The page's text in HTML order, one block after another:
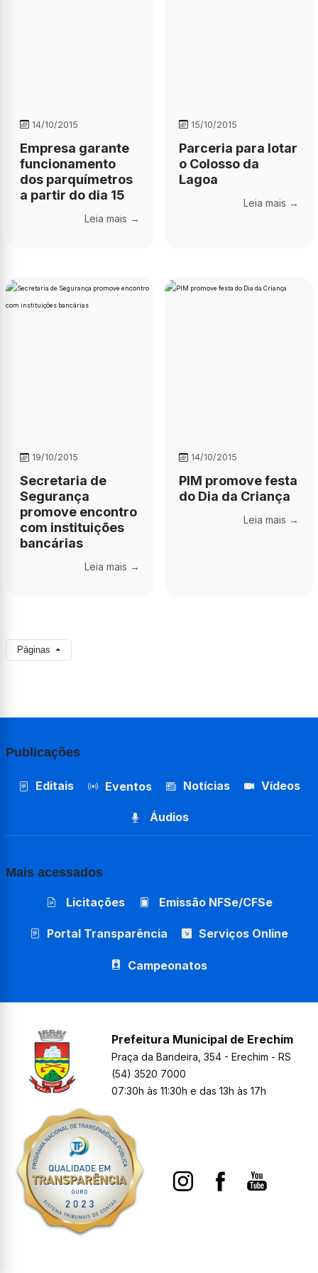
14/10/2015
Empresa garante
funcionamento
dos parquímetros
a partir do dia 15
Leia mais →
15/10/2015
Parceria para lotar
o Colosso da
Lagoa
Leia mais →
19/10/2015
Secretaria de
Segurança
promove encontro
com instituições
bancárias
Leia mais →
14/10/2015
PIM promove festa
do Dia da Criança
Leia mais →
Páginas
Publicações
Editais Eventos Notícias Vídeos
Áudios
Mais acessados
Licitações Emissão NFSe/CFSe
Portal Transparência Serviços Online
Campeonatos
Prefeitura Municipal de Erechim
Praça da Bandeira, 354 - Erechim - RS
(54) 3520 7000
07:30h às 11:30h e das 13h às 17h